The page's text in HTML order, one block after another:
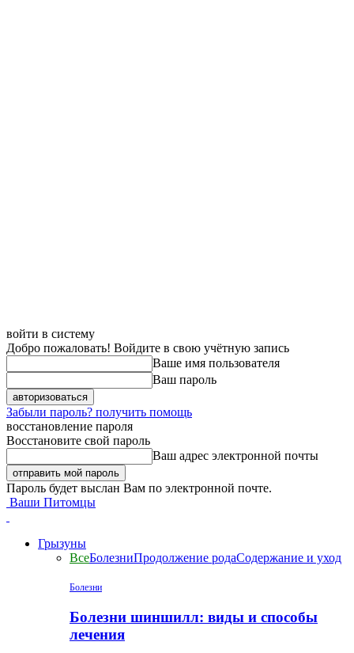
войти в систему
Добро пожаловать! Войдите в свою учётную запись
Ваше имя пользователя
Ваш пароль
Забыли пароль? получить помощь
восстановление пароля
Восстановите свой пароль
Ваш адрес электронной почты
Пароль будет выслан Вам по электронной почте.
Ваши Питомцы
Грызуны
ВсеБолезниПродолжение родаСодержание и уход
Болезни
Болезни шиншилл: виды и способы
лечения